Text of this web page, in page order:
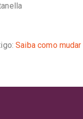
Saiba como